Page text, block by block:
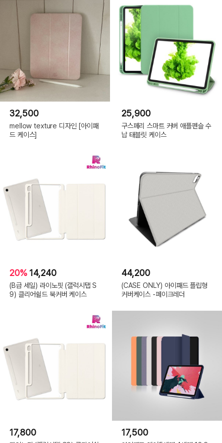
32,500
mellow texture 디자인 [아이패
드 케이스]
25,900
구스페리 스마트 커버 애플펜슬 수
납 태블릿 케이스
20% 14,240
(B급 세일) 라이노핏 (갤럭시탭 S
9) 클리어쉴드 북커버 케이스
44,200
(CASE ONLY) 아이패드 플립형
커버케이스 -페이크레더
17,800 17,500